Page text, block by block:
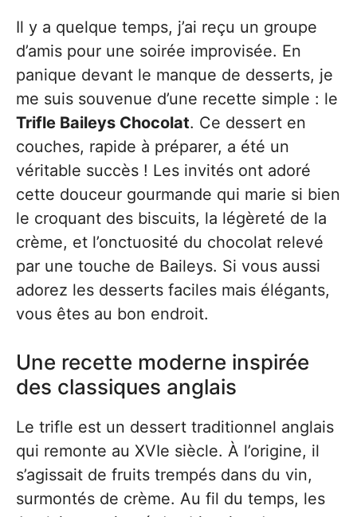
Il y a quelque temps, j’ai reçu un groupe
d’amis pour une soirée improvisée. En
panique devant le manque de desserts, je
me suis souvenue d’une recette simple : le
Trifle Baileys Chocolat. Ce dessert en
couches, rapide à préparer, a été un
véritable succès ! Les invités ont adoré
cette douceur gourmande qui marie si bien
le croquant des biscuits, la légèreté de la
crème, et l’onctuosité du chocolat relevé
par une touche de Baileys. Si vous aussi
adorez les desserts faciles mais élégants,
vous êtes au bon endroit.
Une recette moderne inspirée
des classiques anglais
Le trifle est un dessert traditionnel anglais
qui remonte au XVIe siècle. À l’origine, il
s’agissait de fruits trempés dans du vin,
surmontés de crème. Au fil du temps, les